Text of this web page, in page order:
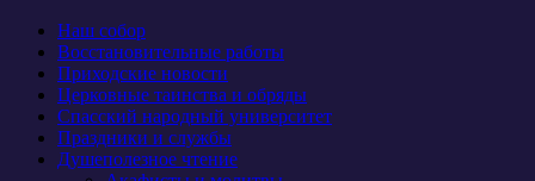
Наш собор
Восстановительные работы
Приходские новости
Церковные таинства и обряды
Спасский народный университет
Праздники и службы
Душеполезное чтение